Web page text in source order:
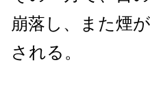
崩落し、また煙
される。